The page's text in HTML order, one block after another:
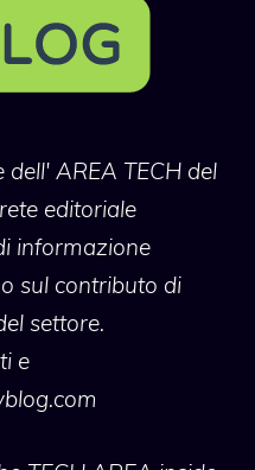
dell' AREA TECH del
editoriale
informazione
sul contributo di
settore.
e